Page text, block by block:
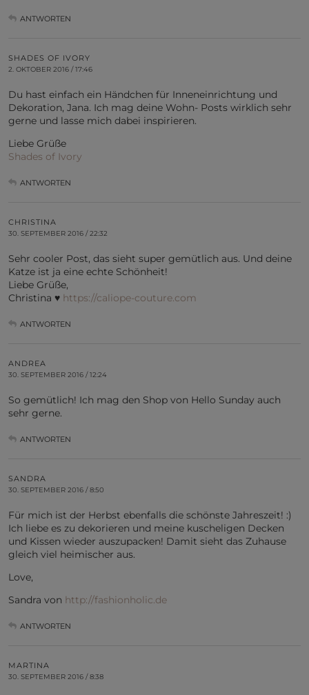
ANTWORTEN
SHADES OF IVORY
2. OKTOBER 2016 / 17:46
Du hast einfach ein Händchen für Inneneinrichtung und
Dekoration, Jana. Ich mag deine Wohn- Posts wirklich sehr
gerne und lasse mich dabei inspirieren.
Liebe Grüße
Shades of Ivory
ANTWORTEN
CHRISTINA
30. SEPTEMBER 2016 / 22:32
Sehr cooler Post, das sieht super gemütlich aus. Und deine
Katze ist ja eine echte Schönheit!
Liebe Grüße,
Christina ♥ https://caliope-couture.com
ANTWORTEN
ANDREA
30. SEPTEMBER 2016 / 12:24
So gemütlich! Ich mag den Shop von Hello Sunday auch
sehr gerne.
ANTWORTEN
SANDRA
30. SEPTEMBER 2016 / 8:50
Für mich ist der Herbst ebenfalls die schönste Jahreszeit! :)
Ich liebe es zu dekorieren und meine kuscheligen Decken
und Kissen wieder auszupacken! Damit sieht das Zuhause
gleich viel heimischer aus.
Love,
Sandra von http://fashionholic.de
ANTWORTEN
MARTINA
30. SEPTEMBER 2016 / 8:38